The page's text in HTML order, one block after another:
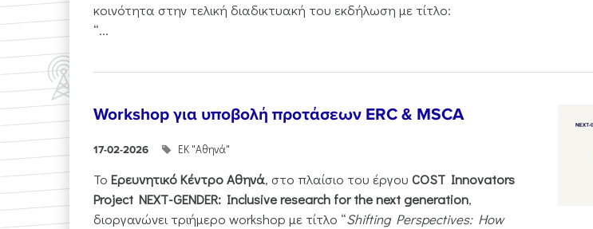
κοινότητα στην τελική διαδικτυακή του εκδήλωση με τίτλο:
“...
Workshop για υποβολή προτάσεων ERC & MSCA
17-02-2026 ΕΚ "Αθηνά"
Το Ερευνητικό Κέντρο Αθηνά, στο πλαίσιο του έργου COST Innovators
Project NEXT-GENDER: Inclusive research for the next generation,
διοργανώνει τριήμερο workshop με τίτλο “Shifting Perspectives: How